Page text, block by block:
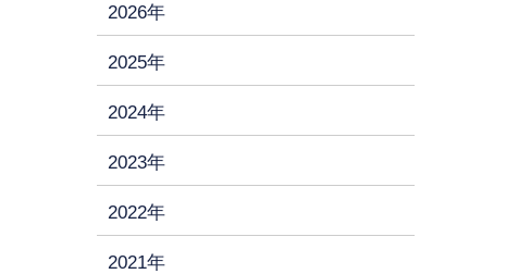
2026年
2025年
2024年
2023年
2022年
2021年